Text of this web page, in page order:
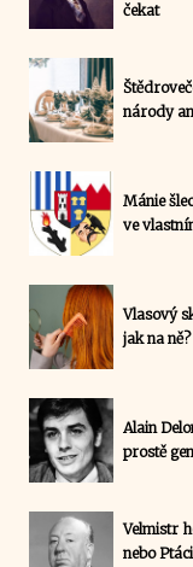
čekat
národy
Mánie
ve
Vlasový
jak na ně?
Alain
prostě
Velmistr
nebo